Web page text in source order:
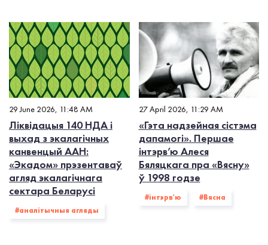
29 June 2026, 11:48 AM
Ліквідацыя 140 НДА і
выхад з экалагiчных
канвенцый ААН:
«Экадом» прэзентаваў
агляд экалагічнага
сектара Беларусі
#аналітычныя агляды
27 April 2026, 11:29 AM
«Гэта надзейная сістэма
дапамогі». Першае
інтэрв’ю Алеся
Бяляцкага пра «Вясну»
ў 1998 годзе
#інтэрв'ю #Вясна